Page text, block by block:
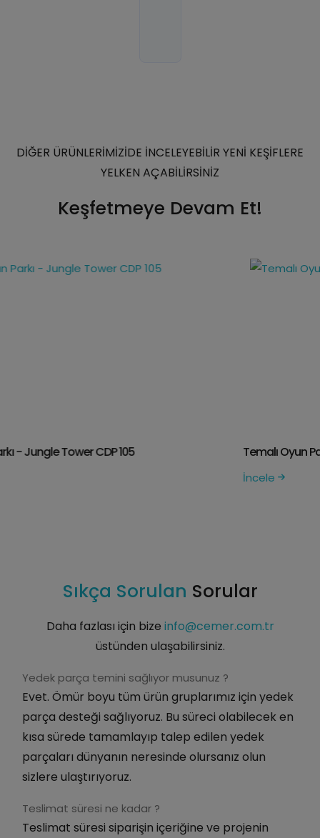
DİĞER ÜRÜNLERİMİZİDE İNCELEYEBİLİR YENİ KEŞİFLERE
YELKEN AÇABİLİRSİNİZ
Keşfetmeye Devam Et!
Temalı Oyun Parkı - Helical Tower CDP 107
Sıkça Sorulan Sorular
Daha fazlası için bize info@cemer.com.tr
üstünden ulaşabilirsiniz.
Yedek parça temini sağlıyor musunuz ?
Evet. Ömür boyu tüm ürün gruplarımız için yedek
parça desteği sağlıyoruz. Bu süreci olabilecek en
kısa sürede tamamlayıp talep edilen yedek
parçaları dünyanın neresinde olursanız olun
sizlere ulaştırıyoruz.
Teslimat süresi ne kadar ?
Teslimat süresi siparişin içeriğine ve projenin